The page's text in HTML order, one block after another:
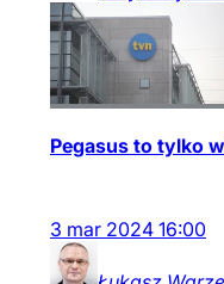
Pegasus to tylko
3 mar 2024 16:00